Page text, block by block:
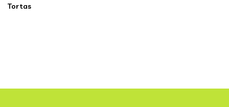
Tortas